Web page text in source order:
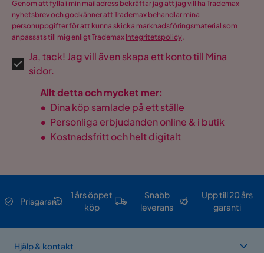
Genom att fylla i min mailadress bekräftar jag att jag vill ha Trademax
nyhetsbrev och godkänner att Trademax behandlar mina
personuppgifter för att kunna skicka marknadsföringsmaterial som
anpassats till mig enligt Trademax Integritetspolicy.
Ja, tack! Jag vill även skapa ett konto till Mina
sidor.
Allt detta och mycket mer:
• Dina köp samlade på ett ställe
• Personliga erbjudanden online & i butik
• Kostnadsfritt och helt digitalt
Prisgaranti
1 års öppet
köp
Snabb
leverans
Upp till 20 års
garanti
Hjälp & kontakt